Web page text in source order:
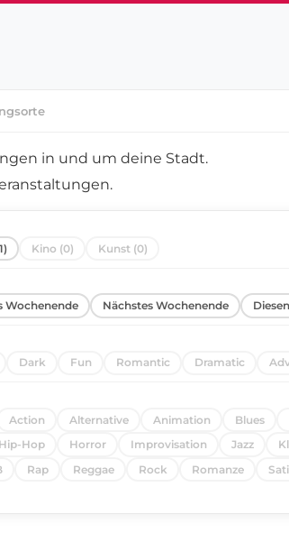
in und um deine Stadt.
Kino (0) Kunst (0)
Wochenende Nächstes Wochenende
Dark Fun Romantic Dramatic
Action Alternative Animation Blues
Hip-Hop Horror Improvisation Jazz
Rap Reggae Rock Romanze